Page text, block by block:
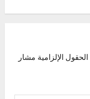
الحقول الإلزامية مشار